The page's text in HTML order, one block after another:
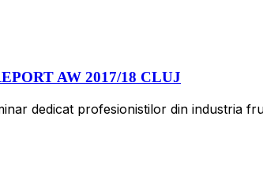
AW 2017/18 CLUJ
dedicat profesionistilor din industria